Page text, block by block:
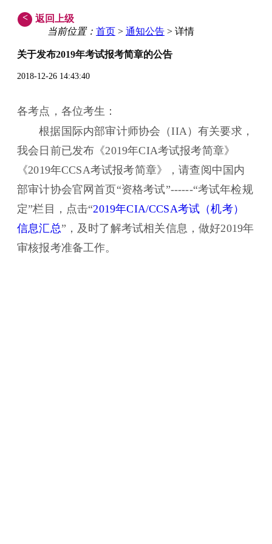
<
返回上级
当前位置： 首页 > 通知公告 > 详情
关于发布2019年考试报考简章的公告
2018-12-26 14:43:40
各考点，各位考生：
根据国际内部审计师协会（IIA）有关要求，
我会日前已发布《2019年CIA考试报考简章》
《2019年CCSA考试报考简章》，请查阅中国内
部审计协会官网首页“资格考试”------“考试年检规
定”栏目，点击“2019年CIA/CCSA考试（机考）
信息汇总”，及时了解考试相关信息，做好2019年
审核报考准备工作。